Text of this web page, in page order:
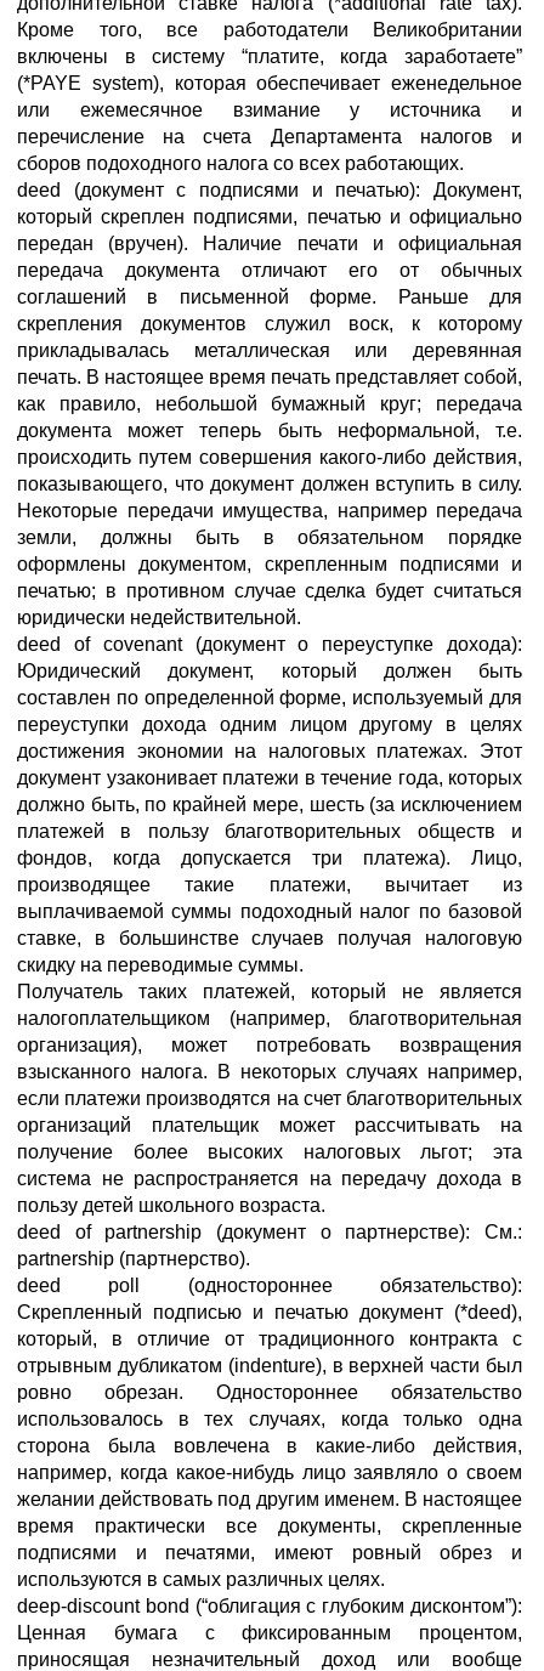
Кроме того, все работодатели Великобритании
включены в систему “платите, когда заработаете”
(*PAYE system), которая обеспечивает еженедельное
или ежемесячное взимание у источника и
перечисление на счета Департамента налогов и
сборов подоходного налога со всех работающих.
deed (документ с подписями и печатью): Документ,
который скреплен подписями, печатью и официально
передан (вручен). Наличие печати и официальная
передача документа отличают его от обычных
соглашений в письменной форме. Раньше для
скрепления документов служил воск, к которому
прикладывалась металлическая или деревянная
печать. В настоящее время печать представляет собой,
как правило, небольшой бумажный круг; передача
документа может теперь быть неформальной, т.е.
происходить путем совершения какого-либо действия,
показывающего, что документ должен вступить в силу.
Некоторые передачи имущества, например передача
земли, должны быть в обязательном порядке
оформлены документом, скрепленным подписями и
печатью; в противном случае сделка будет считаться
юридически недействительной.
deed of covenant (документ о переуступке дохода):
Юридический документ, который должен быть
составлен по определенной форме, используемый для
переуступки дохода одним лицом другому в целях
достижения экономии на налоговых платежах. Этот
документ узаконивает платежи в течение года, которых
должно быть, по крайней мере, шесть (за исключением
платежей в пользу благотворительных обществ и
фондов, когда допускается три платежа). Лицо,
производящее такие платежи, вычитает из
выплачиваемой суммы подоходный налог по базовой
ставке, в большинстве случаев получая налоговую
скидку на переводимые суммы.
Получатель таких платежей, который не является
налогоплательщиком (например, благотворительная
организация), может потребовать возвращения
взысканного налога. В некоторых случаях например,
если платежи производятся на счет благотворительных
организаций плательщик может рассчитывать на
получение более высоких налоговых льгот; эта
система не распространяется на передачу дохода в
пользу детей школьного возраста.
deed of partnership (документ о партнерстве): См.:
partnership (партнерство).
deed poll (одностороннее обязательство):
Скрепленный подписью и печатью документ (*deed),
который, в отличие от традиционного контракта с
отрывным дубликатом (indenture), в верхней части был
ровно обрезан. Одностороннее обязательство
использовалось в тех случаях, когда только одна
сторона была вовлечена в какие-либо действия,
например, когда какое-нибудь лицо заявляло о своем
желании действовать под другим именем. В настоящее
время практически все документы, скрепленные
подписями и печатями, имеют ровный обрез и
используются в самых различных целях.
deep-discount bond (“облигация с глубоким дисконтом”):
Ценная бумага с фиксированным процентом,
приносящая незначительный доход или вообще